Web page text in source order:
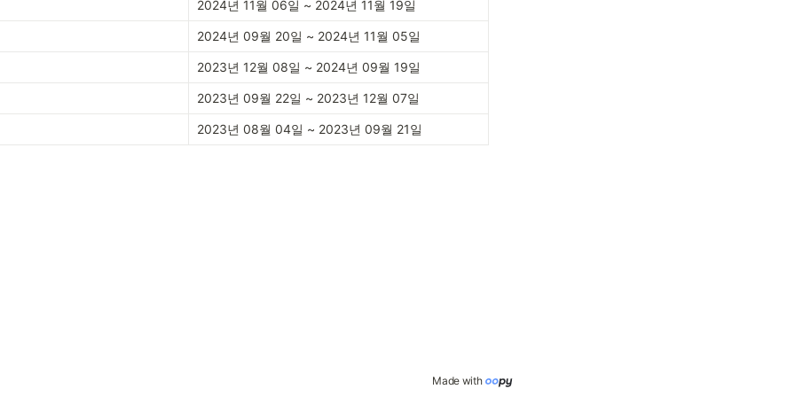
2024년 11월 06일 ~ 2024년 11월 19일
2024년 09월 20일 ~ 2024년 11월 05일
2023년 12월 08일 ~ 2024년 09월 19일
2023년 09월 22일 ~ 2023년 12월 07일
2023년 08월 04일 ~ 2023년 09월 21일
Made with